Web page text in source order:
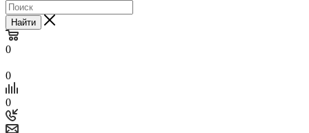
Найти
0
0
0